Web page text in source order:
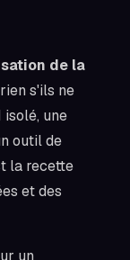
de la
s'ils ne
isolé, une
outil de
la recette
et des
un